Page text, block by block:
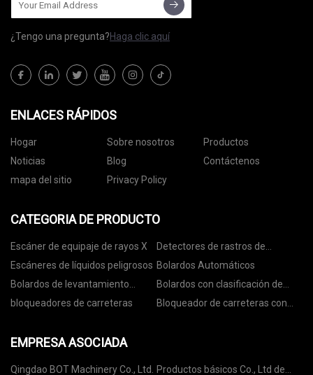
¿Tengo una pregunta?Haga clic aquí
ENLACES RÁPIDOS
Hogar Sobre nosotros
Productos
Noticias
Blog
Contáctenos
mapa del sitio
Privacy Policy
CATEGORIA DE PRODUCTO
Escáner de equipaje de rayos X
Detectores de rastros de
explosivos
Escáneres de líquidos peligrosos Bolardos Automáticos
Bolardos de levantamiento
automático
Bolardos con clasificación de
choque
bloqueadores de carreteras
Bloqueador de carreteras con
EMPRESA ASOCIADA
Qingdao BOT Machinery Co., Ltd. Productos básicos Co., Ltd de